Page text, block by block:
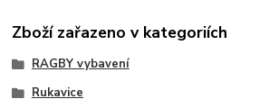
Zboží zařazeno v kategoriích
RAGBY vybavení
Rukavice